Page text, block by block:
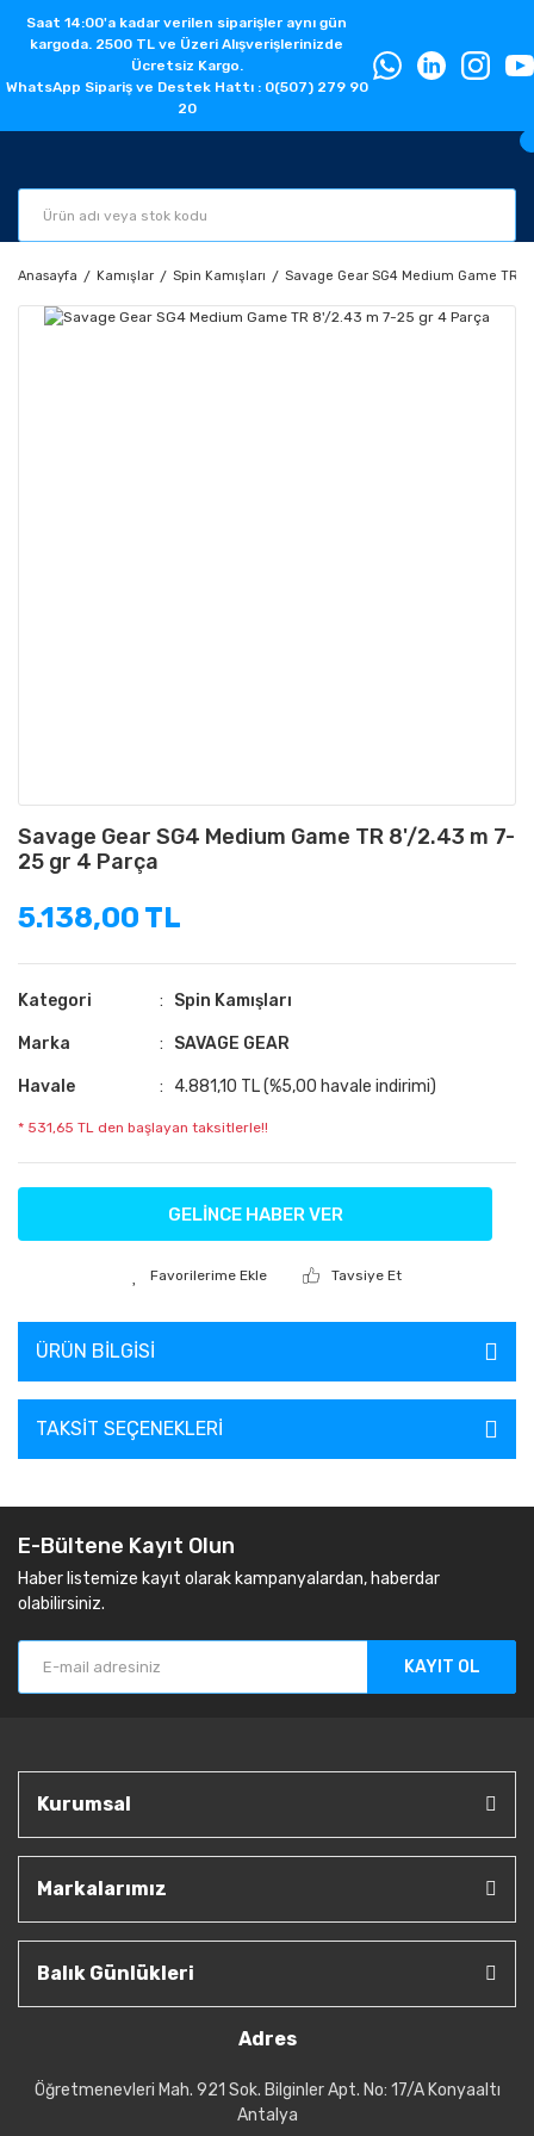
Saat 14:00'a kadar verilen siparişler aynı gün
kargoda. 2500 TL ve Üzeri Alışverişlerinizde
Ücretsiz Kargo.
WhatsApp Sipariş ve Destek Hattı : 0(507) 279 90
20
Anasayfa Kamışlar Spin Kamışları Savage Gear SG4 Medium Game TR
Savage Gear SG4 Medium Game TR 8'/2.43 m 7-
25 gr 4 Parça
5.138,00 TL
Kategori Spin Kamışları
Marka SAVAGE GEAR
Havale 4.881,10 TL (%5,00 havale indirimi)
* 531,65 TL den başlayan taksitlerle!!
GELİNCE HABER VER
Tavsiye Et
ÜRÜN BILGISI
TAKSIT SEÇENEKLERI
E-Bültene Kayıt Olun
Haber listemize kayıt olarak kampanyalardan, haberdar
olabilirsiniz.
KAYIT OL
Kurumsal
Markalarımız
Balık Günlükleri
Adres
Öğretmenevleri Mah. 921 Sok. Bilginler Apt. No: 17/A Konyaaltı
Antalya